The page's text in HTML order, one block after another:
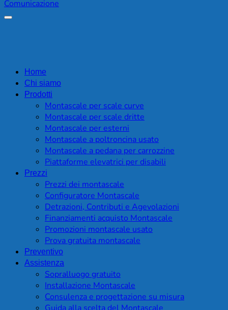
Comunicazione
Home
Chi siamo
Prodotti
Montascale per scale curve
Montascale per scale dritte
Montascale per esterni
Montascale a poltroncina usato
Montascale a pedana per carrozzine
Piattaforme elevatrici per disabili
Prezzi
Prezzi dei montascale
Configuratore Montascale
Detrazioni, Contributi e Agevolazioni
Finanziamenti acquisto Montascale
Promozioni montascale usato
Prova gratuita montascale
Preventivo
Assistenza
Sopralluogo gratuito
Installazione Montascale
Consulenza e progettazione su misura